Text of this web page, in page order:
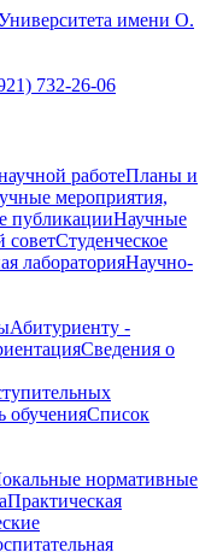
имени О.
732-26-06
работеПланы и
мероприятия,
публикацииНаучные
советСтуденческое
лабораторияНаучно-
Абитуриенту -
Сведения о
обученияCписок
нормативные
Практическая